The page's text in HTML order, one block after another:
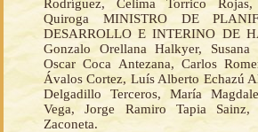
Rodríguez, Celima Torrico
Quiroga MINISTRO DE
DESARROLLO E INTERINO DE
Gonzalo Orellana Halkyer, Susana
Oscar Coca Antezana, Carlos
Ávalos Cortez, Luís Alberto Echazú
Delgadillo Terceros, María
Vega, Jorge Ramiro Tapia
Zaconeta.